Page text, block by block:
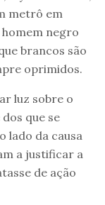
metrô em
negro
brancos são
oprimidos.
luz sobre o
que se
lado da causa
a justificar a
de ação